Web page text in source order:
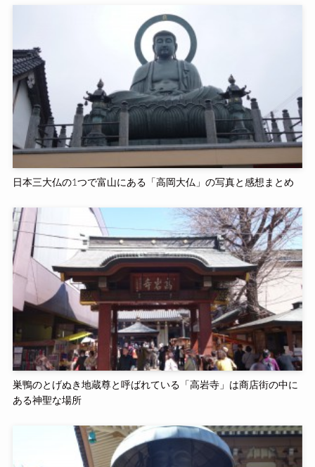
日本三大仏の1つで富山にある「高岡大仏」の写真と感想まとめ
巣鴨のとげぬき地蔵尊と呼ばれている「高岩寺」は商店街の中に
ある神聖な場所